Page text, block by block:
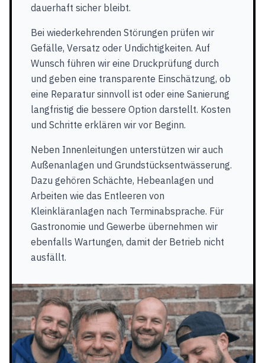
dauerhaft sicher bleibt.
Bei wiederkehrenden Störungen prüfen wir
Gefälle, Versatz oder Undichtigkeiten. Auf
Wunsch führen wir eine Druckprüfung durch
und geben eine transparente Einschätzung, ob
eine Reparatur sinnvoll ist oder eine Sanierung
langfristig die bessere Option darstellt. Kosten
und Schritte erklären wir vor Beginn.
Neben Innenleitungen unterstützen wir auch
Außenanlagen und Grundstücksentwässerung.
Dazu gehören Schächte, Hebeanlagen und
Arbeiten wie das Entleeren von
Kleinkläranlagen nach Terminabsprache. Für
Gastronomie und Gewerbe übernehmen wir
ebenfalls Wartungen, damit der Betrieb nicht
ausfällt.